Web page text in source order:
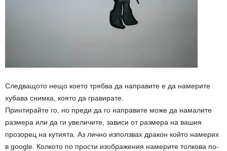
Следващото нещо което трябва да направите е да намерите
хубава снимка, която да гравирате.
Принтирайте го, но преди да го направите може да намалите
размера или да ги увеличите, зависи от размера на вашия
прозорец на кутията. Аз лично използвах дракон който намерих
в google. Колкото по прости изображения намерите толкова по-